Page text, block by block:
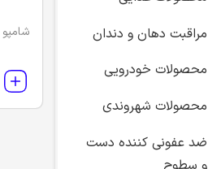
مراقبت دهان و دندان
محصولات خودرویی
محصولات شهروندی
ضد عفونی کننده دست